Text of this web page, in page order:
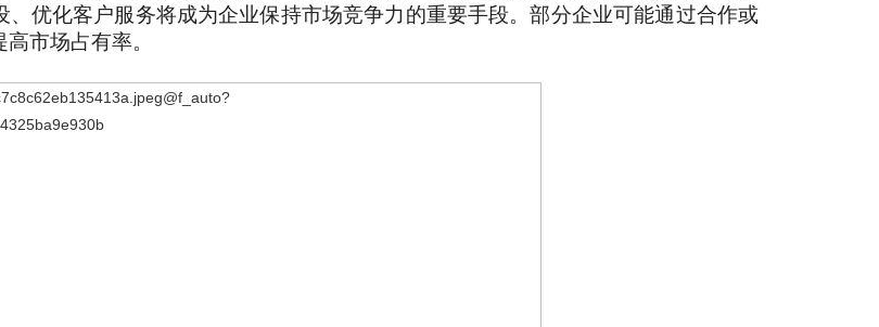
、优化客户服务将成为企业保持市场竞争力的重要手段。部分企业可能通过合作或
市场占有率。